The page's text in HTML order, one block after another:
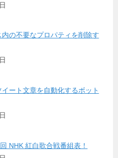
の不要なプロパティを削除す
ート文章を自動化するボット
NHK 紅白歌合戦番組表！